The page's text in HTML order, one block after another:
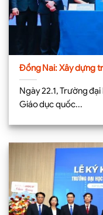
Đồng Nai: Xây dựng
Ngày 22.1, Trường
Giáo dục quốc...